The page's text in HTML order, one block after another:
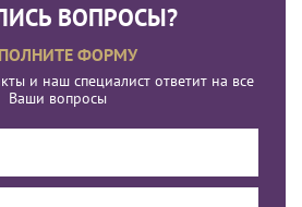
ВОПРОСЫ?
ФОРМУ
и наш специалист ответит на все
Ваши вопросы